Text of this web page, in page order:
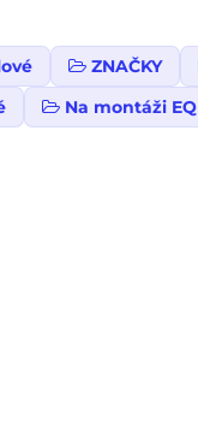
ZNAČKY
Na montáži EQ